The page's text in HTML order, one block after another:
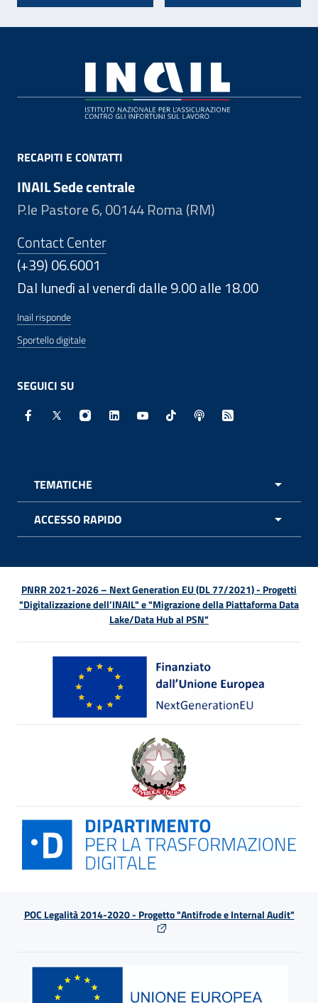
RECAPITI E CONTATTI
INAIL Sede centrale
P.le Pastore 6, 00144 Roma (RM)
Contact Center
(+39) 06.6001
Dal lunedì al venerdì dalle 9.00 alle 18.00
Inail risponde
Sportello digitale
SEGUICI SU
Facebook - Sito esterno - Apertura in nuova finestra
X - Sito esterno - Apertura in nuova finestra
Instagram - Sito esterno - Apertura in
Linkedin - Sito esterno - Apertura in
Youtube - Sito esterno -
TikTok - Sito esterno -
Spreaker - Sito
Feed RSS -
TEMATICHE
ACCESSO RAPIDO
PNRR 2021-2026 – Next Generation EU (DL 77/2021) - Progetti
"Digitalizzazione dell’INAIL" e "Migrazione della Piattaforma Data
Lake/Data Hub al PSN"
POC Legalità 2014-2020 - Progetto "Antifrode e Internal Audit"